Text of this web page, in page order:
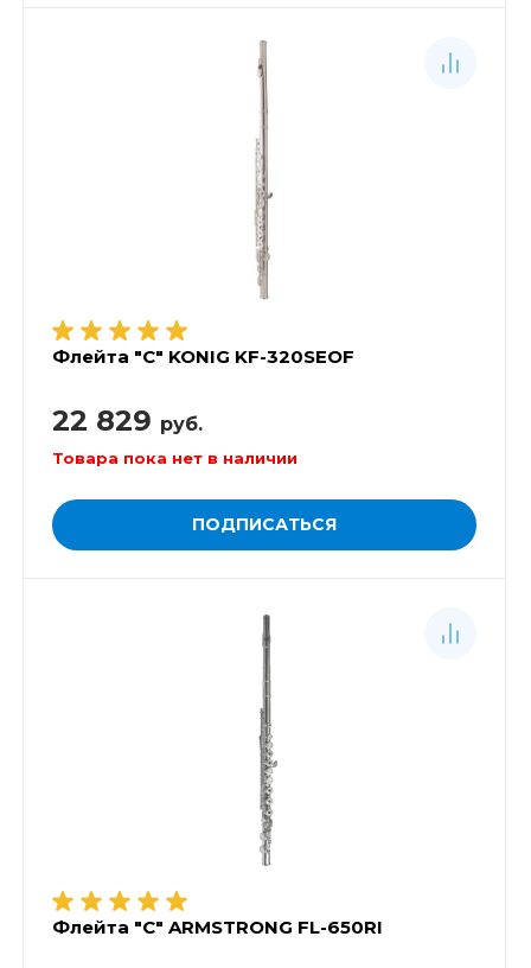
Флейта "C" KONIG KF-320SEOF
22 829 руб.
Товара пока нет в наличии
ПОДПИСАТЬСЯ
Флейта "C" ARMSTRONG FL-650RI